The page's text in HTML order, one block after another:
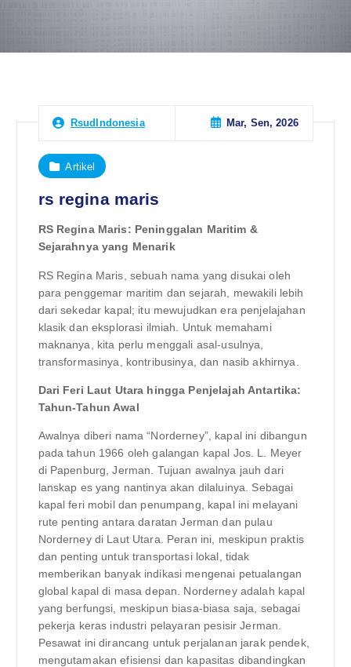
RsudIndonesia Mar, Sen, 2026
Artikel
rs regina maris
RS Regina Maris: Peninggalan Maritim &
Sejarahnya yang Menarik
RS Regina Maris, sebuah nama yang disukai oleh
para penggemar maritim dan sejarah, mewakili lebih
dari sekedar kapal; itu mewujudkan era penjelajahan
klasik dan eksplorasi ilmiah. Untuk memahami
maknanya, kita perlu menggali asal-usulnya,
transformasinya, kontribusinya, dan nasib akhirnya.
Dari Feri Laut Utara hingga Penjelajah Antartika:
Tahun-Tahun Awal
Awalnya diberi nama “Norderney”, kapal ini dibangun
pada tahun 1966 oleh galangan kapal Jos. L. Meyer
di Papenburg, Jerman. Tujuan awalnya jauh dari
lanskap es yang nantinya akan dilaluinya. Sebagai
kapal feri mobil dan penumpang, kapal ini melayani
rute penting antara daratan Jerman dan pulau
Norderney di Laut Utara. Peran ini, meskipun praktis
dan penting untuk transportasi lokal, tidak
memberikan banyak indikasi mengenai petualangan
global kapal di masa depan. Norderney adalah kapal
yang berfungsi, meskipun biasa-biasa saja, sebagai
pekerja keras industri pelayaran pesisir Jerman.
Pesawat ini dirancang untuk perjalanan jarak pendek,
mengutamakan efisiensi dan kapasitas dibandingkan